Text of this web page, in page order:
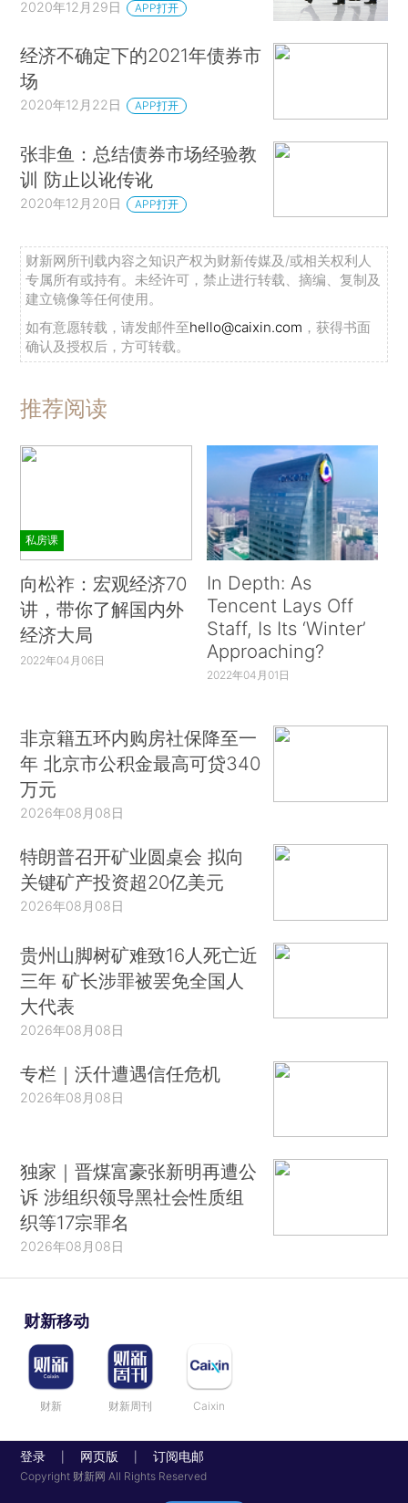
2020年12月29日 APP打开
经济不确定下的2021年债券市
场
2020年12月22日 APP打开
张非鱼：总结债券市场经验教
训 防止以讹传讹
2020年12月20日 APP打开
财新网所刊载内容之知识产权为财新传媒及/或相关权利人
专属所有或持有。未经许可，禁止进行转载、摘编、复制及
建立镜像等任何使用。
如有意愿转载，请发邮件至hello@caixin.com ，获得书面
确认及授权后，方可转载。
推荐阅读
私房课
向松祚：宏观经济70
讲，带你了解国内外
经济大局
2022年04月06日
In Depth: As
Tencent Lays Off
Staff, Is Its ‘Winter’
Approaching?
2022年04月01日
非京籍五环内购房社保降至一
年 北京市公积金最高可贷340
万元
2026年08月08日
特朗普召开矿业圆桌会 拟向
关键矿产投资超20亿美元
2026年08月08日
贵州山脚树矿难致16人死亡近
三年 矿长涉罪被罢免全国人
大代表
2026年08月08日
专栏｜沃什遭遇信任危机
2026年08月08日
独家｜晋煤富豪张新明再遭公
诉 涉组织领导黑社会性质组
织等17宗罪名
2026年08月08日
财新移动
财新 财新周刊 Caixin
登录 网页版 订阅电邮
Copyright 财新网 All Rights Reserved